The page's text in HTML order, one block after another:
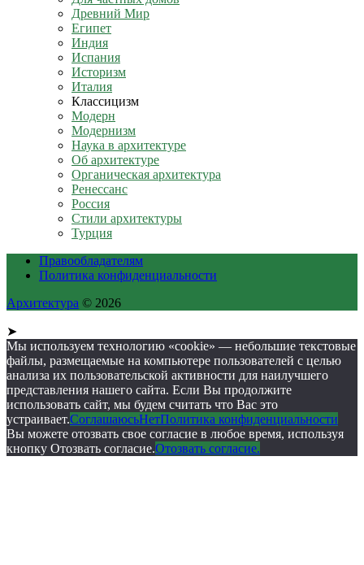
Древний Мир
Египет
Индия
Испания
Историзм
Италия
Классицизм
Модерн
Модернизм
Наука в архитектуре
Об архитектуре
Органическая архитектура
Ренессанс
Россия
Стили архитектуры
Турция
Правообладателям
Политика конфиденциальности
Архитектура © 2026
➤
Мы используем технологию «cookie» — небольшие текстовые
файлы, размещаемые на компьютере пользователей с целью
анализа их пользовательской активности для наилучшего
представления нашего сайта. Если Вы продолжите
использовать сайт, мы будем считать что Вас это
устраивает.СоглашаюсьНетПолитика конфиденциальности
Вы можете отозвать свое согласие в любое время, используя
кнопку Отозвать согласие.Отозвать согласие.